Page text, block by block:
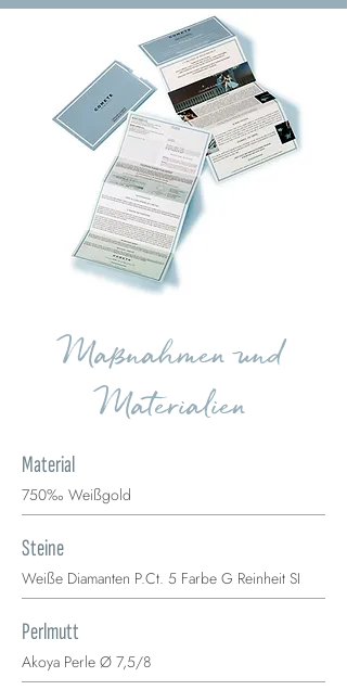
Maßnahmen und
Materialien
Material
750‰ Weißgold
Steine
Weiße Diamanten P.Ct. 5 Farbe G Reinheit SI
Perlmutt
Akoya Perle Ø 7,5/8